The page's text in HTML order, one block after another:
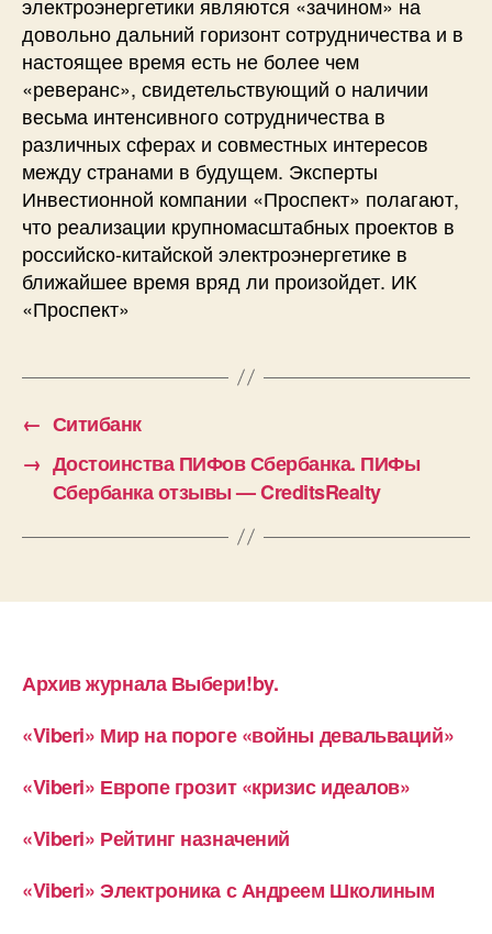
довольно дальний горизонт сотрудничества и в
настоящее время есть не более чем
«реверанс», свидетельствующий о наличии
весьма интенсивного сотрудничества в
различных сферах и совместных интересов
между странами в будущем. Эксперты
Инвестионной компании «Проспект» полагают,
что реализации крупномасштабных проектов в
российско-китайской электроэнергетике в
ближайшее время вряд ли произойдет. ИК
«Проспект»
← Ситибанк
→ Достоинства ПИФов Сбербанка. ПИФы
Сбербанка отзывы — CreditsRealty
Архив журнала Выбери!by.
«Viberi» Мир на пороге «войны девальваций»
«Viberi» Европе грозит «кризис идеалов»
«Viberi» Рейтинг назначений
«Viberi» Электроника с Андреем Школиным